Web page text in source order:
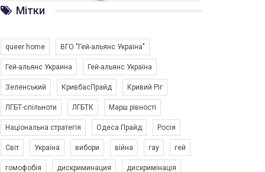
солідарності, приєднатися до нас. Регіональні
підрозділи ГАУ є в 16 областях України.
6/30/2017
Емоційний та вражаючий промо-ролік на
конкурс PACT, який представляє програму "Гей-
Мітки
queer home ВГО "Гей-альянс Україна"
Гей-альянс Украина Гей-альянс Україна
Зеленський КривбасПрайд Кривий Ріг
ЛГБТ-спільноти ЛГБТК Марш рівності
Національна стратегія Одеса Прайд Росія
Світ Україна вибори війна гау гей
гомофобія дискриминация дискримінація